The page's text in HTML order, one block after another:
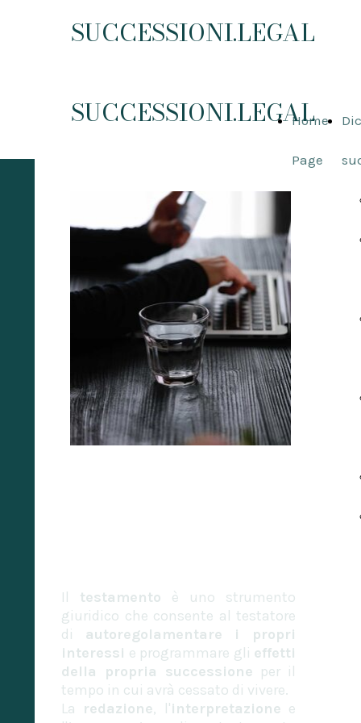
SUCCESSIONI.LEGAL
Home
Page
SUCCESSIONI.LEGAL
Il testamento è uno strumento
giuridico che consente al testatore
di autoregolamentare i propri
interessi e programmare gli effetti
della propria successione per il
tempo in cui avrà cessato di vivere.
La redazione, l'interpretazione e